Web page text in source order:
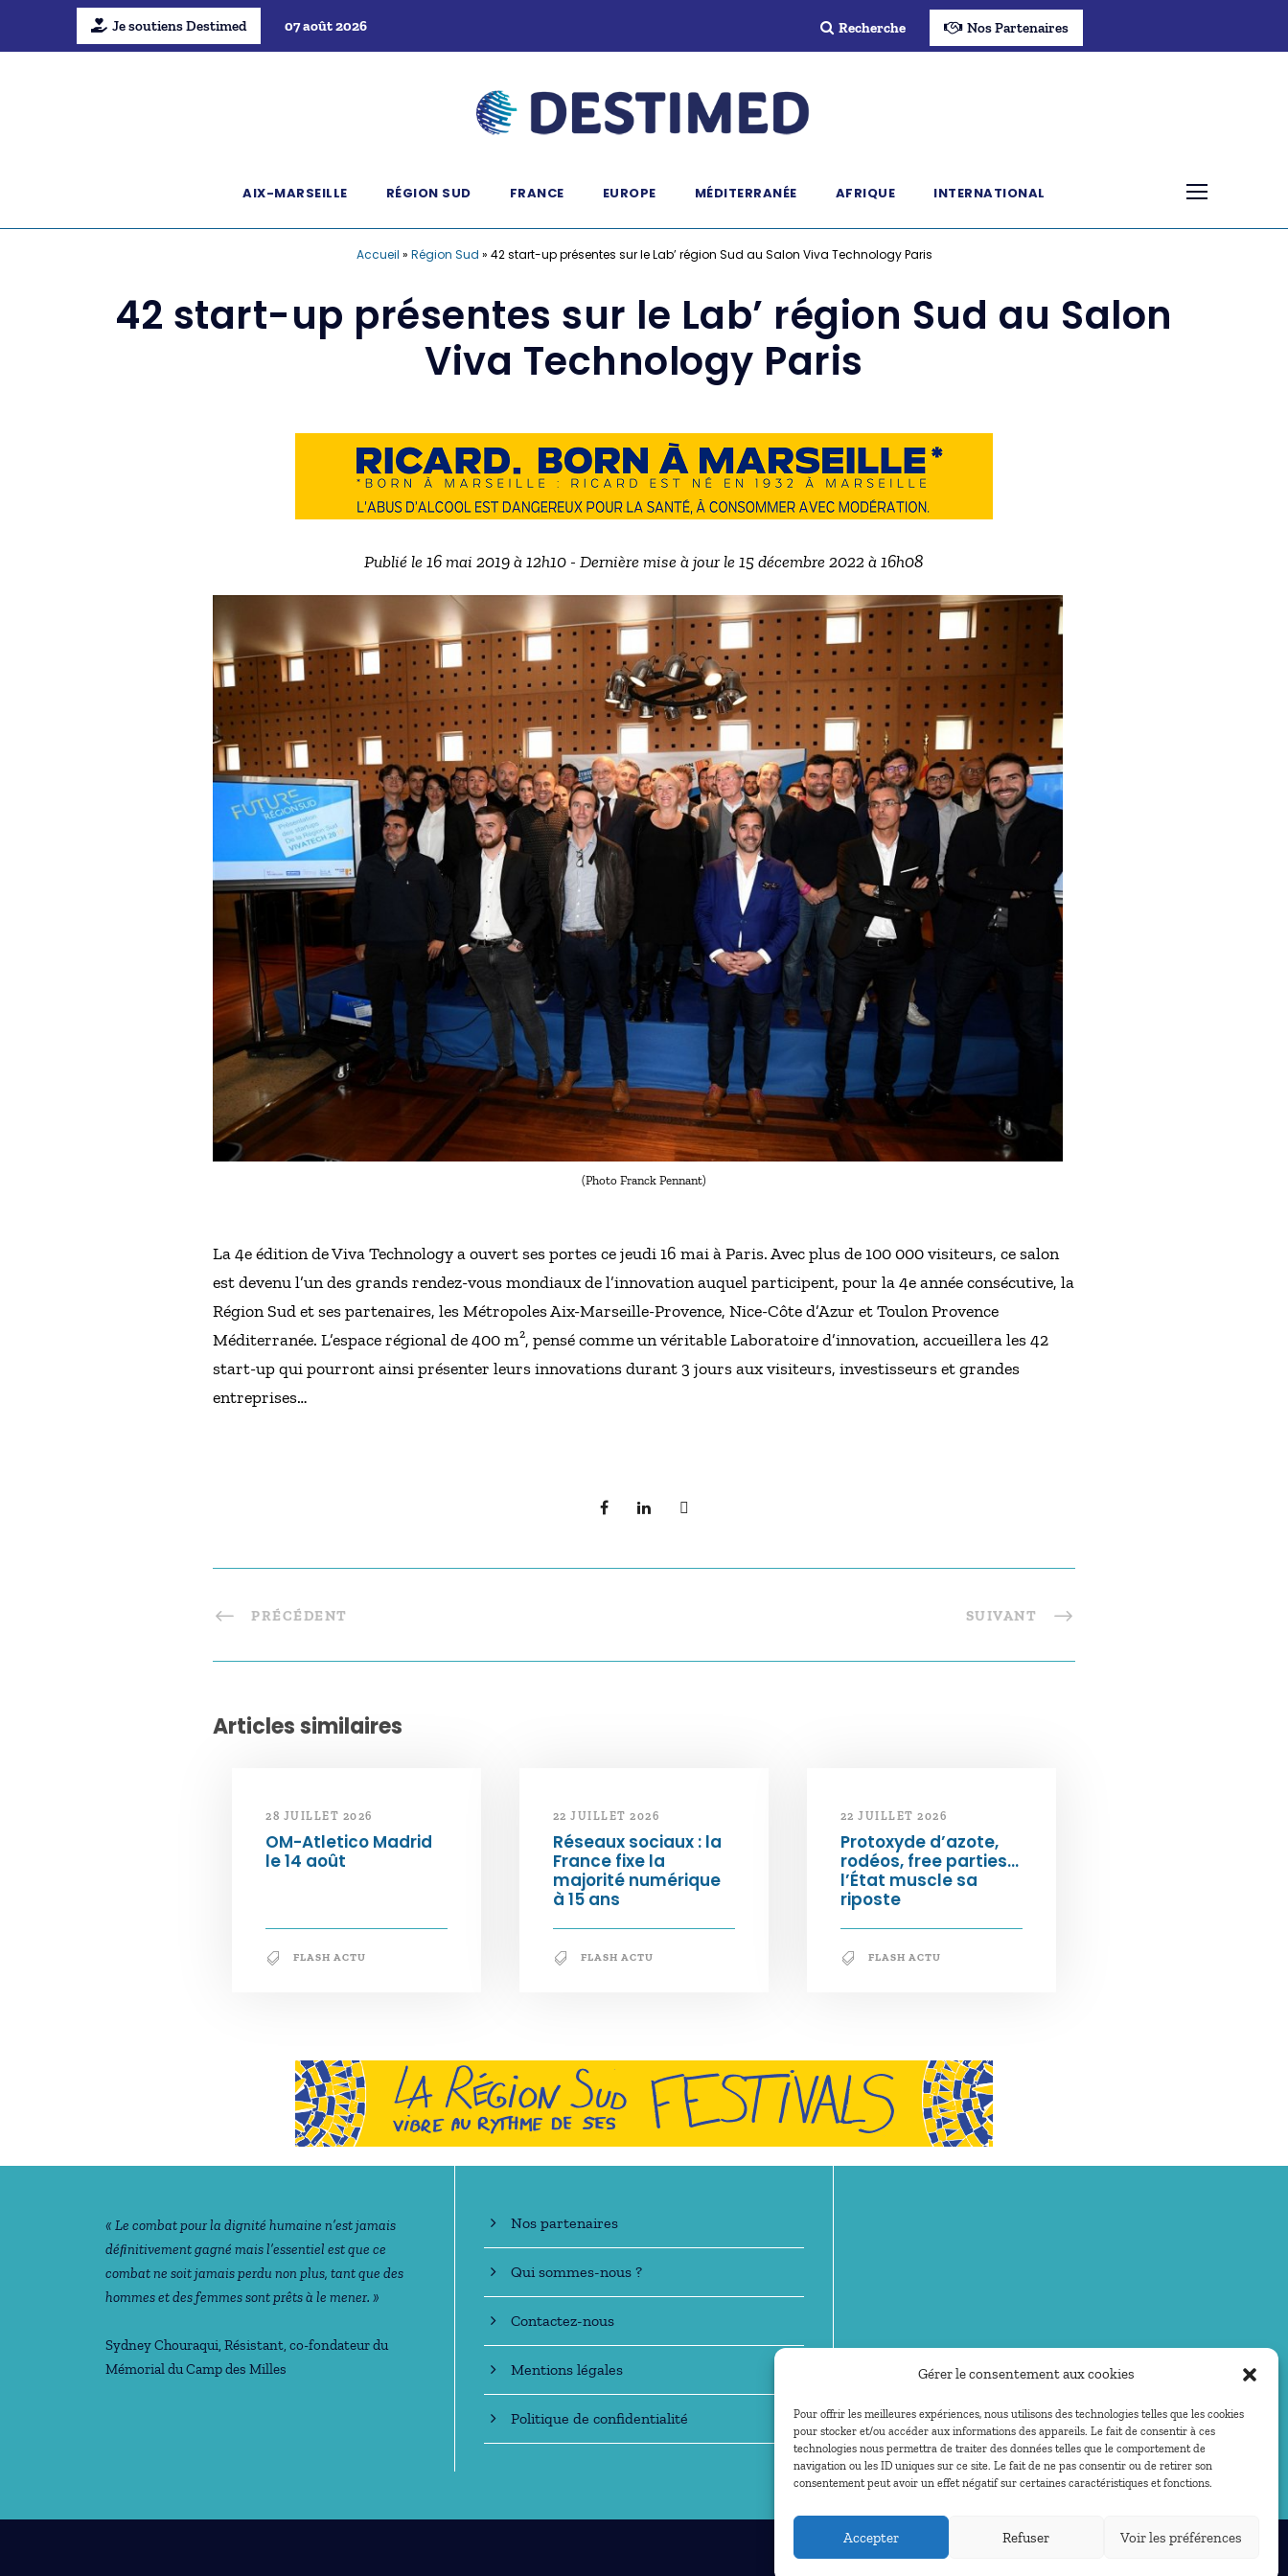
Gérer le consentement aux cookies
Pour offrir les meilleures expériences, nous utilisons des technologies telles que les cookies
pour stocker et/ou accéder aux informations des appareils. Le fait de consentir à ces
technologies nous permettra de traiter des données telles que le comportement de
navigation ou les ID uniques sur ce site. Le fait de ne pas consentir ou de retirer son
consentement peut avoir un effet négatif sur certaines caractéristiques et fonctions.
Accepter Refuser Voir les préférences
Je soutiens Destimed 07 août 2026 Recherche Nos Partenaires
AIX-MARSEILLE RÉGION SUD FRANCE EUROPE MÉDITERRANÉE AFRIQUE INTERNATIONAL
Accueil » Région Sud » 42 start-up présentes sur le Lab’ région Sud au Salon Viva Technology Paris
42 start-up présentes sur le Lab’ région Sud au Salon
Viva Technology Paris
Publié le 16 mai 2019 à 12h10 - Dernière mise à jour le 15 décembre 2022 à 16h08
(Photo Franck Pennant)
La 4e édition de Viva Technology a ouvert ses portes ce jeudi 16 mai à Paris. Avec plus de 100 000 visiteurs, ce salon
est devenu l’un des grands rendez-vous mondiaux de l’innovation auquel participent, pour la 4e année consécutive, la
Région Sud et ses partenaires, les Métropoles Aix-Marseille-Provence, Nice-Côte d’Azur et Toulon Provence
Méditerranée. L’espace régional de 400 m², pensé comme un véritable Laboratoire d’innovation, accueillera les 42
start-up qui pourront ainsi présenter leurs innovations durant 3 jours aux visiteurs, investisseurs et grandes
entreprises…
PRÉCÉDENT SUIVANT
Articles similaires
28 JUILLET 2026
OM-Atletico Madrid
le 14 août
FLASH ACTU
22 JUILLET 2026
Réseaux sociaux : la
France fixe la
majorité numérique
à 15 ans
FLASH ACTU
22 JUILLET 2026
Protoxyde d’azote,
rodéos, free parties…
l’État muscle sa
riposte
FLASH ACTU
Notre philosophie
« Le combat pour la dignité humaine n’est jamais
déﬁnitivement gagné mais l’essentiel est que ce
combat ne soit jamais perdu non plus, tant que des
hommes et des femmes sont prêts à le mener. »
Sydney Chouraqui, Résistant, co-fondateur du
Mémorial du Camp des Milles
En savoir +
Nos partenaires
Qui sommes-nous ?
Contactez-nous
Mentions légales
Politique de confidentialité